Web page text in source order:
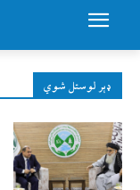
ډېر لوستل شوي